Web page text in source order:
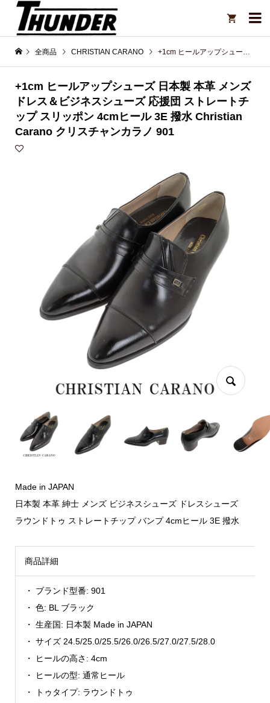

全商品 CHRISTIAN CARANO +1cm ヒールアップシューズ 日本製 本革 メンズ ドレス＆ビジネスシューズ 応援団 ストレートチップ スリッポン 4cmヒール 3E 撥水 Christian Carano クリスチャンカラノ 901
+1cm ヒールアップシューズ 日本製 本革 メンズ
ドレス＆ビジネスシューズ 応援団 ストレートチ
ップ スリッポン 4cmヒール 3E 撥水 Christian
Carano クリスチャンカラノ 901
Made in JAPAN
日本製 本革 紳士 メンズ ビジネスシューズ ドレスシューズ
ラウンドトゥ ストレートチップ バンプ 4cmヒール 3E 撥水
商品詳細
・ ブランド型番: 901
・ 色: BL ブラック
・ 生産国: 日本製 Made in JAPAN
・ サイズ 24.5/25.0/25.5/26.0/26.5/27.0/27.5/28.0
・ ヒールの高さ: 4cm
・ ヒールの型: 通常ヒール
・ トゥタイプ: ラウンドトゥ